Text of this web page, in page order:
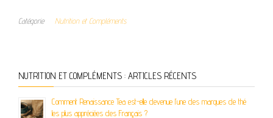
Catégorie Nutrition et Compléments
NUTRITION ET COMPLÉMENTS : ARTICLES RÉCENTS
Comment Renaissance Tea est-elle devenue l’une des marques de thé
les plus appréciées des Français ?